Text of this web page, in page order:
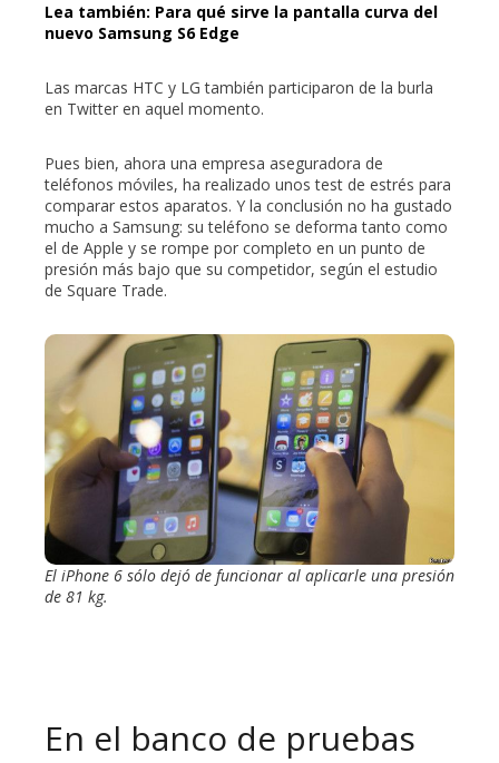
Lea también: Para qué sirve la pantalla curva del
nuevo Samsung S6 Edge
Las marcas HTC y LG también participaron de la burla
en Twitter en aquel momento.
Pues bien, ahora una empresa aseguradora de
teléfonos móviles, ha realizado unos test de estrés para
comparar estos aparatos. Y la conclusión no ha gustado
mucho a Samsung: su teléfono se deforma tanto como
el de Apple y se rompe por completo en un punto de
presión más bajo que su competidor, según el estudio
de Square Trade.
El iPhone 6 sólo dejó de funcionar al aplicarle una presión
de 81 kg.
En el banco de pruebas